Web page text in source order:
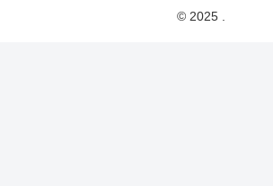
© 2025 .